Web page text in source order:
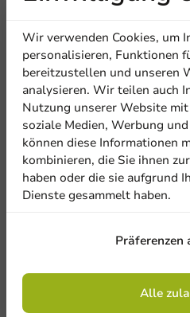
100 Einheiten
Ermäßigt von 56,00
Wir verwenden Cookies, um
personalisieren, Funktionen
bereitzustellen und unseren
analysieren. Wir teilen auch
Nutzung unserer Website
soziale Medien, Werbung
können diese Informationen
kombinieren, die Sie ihnen
haben oder die sie aufgrund
Dienste gesammelt haben.
Präferenzen
Alle
5%
Abonnieren
denAllgemeinen
einverstanden